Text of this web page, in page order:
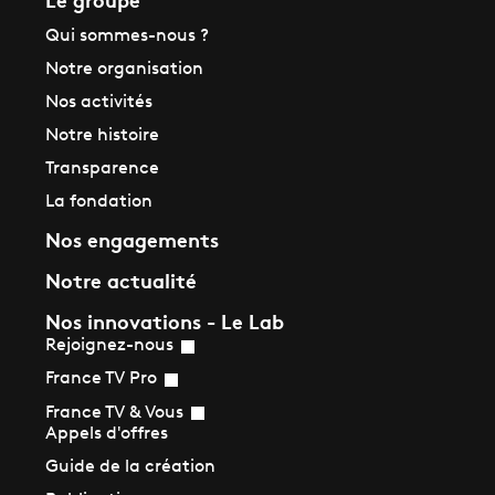
Qui sommes-nous ?
Notre organisation
Nos activités
Notre histoire
Transparence
La fondation
Nos engagements
Notre actualité
Nos innovations - Le Lab
Rejoignez-nous
France TV Pro
France TV & Vous
Appels d'offres
Guide de la création